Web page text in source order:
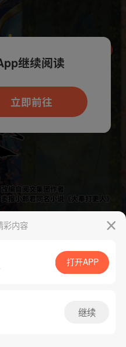
App免费看
彩内容
打开APP
继续
，可打开App新用
费看
继续阅读
立即前往